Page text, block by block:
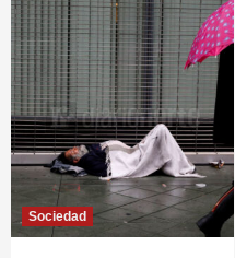
Sociedad